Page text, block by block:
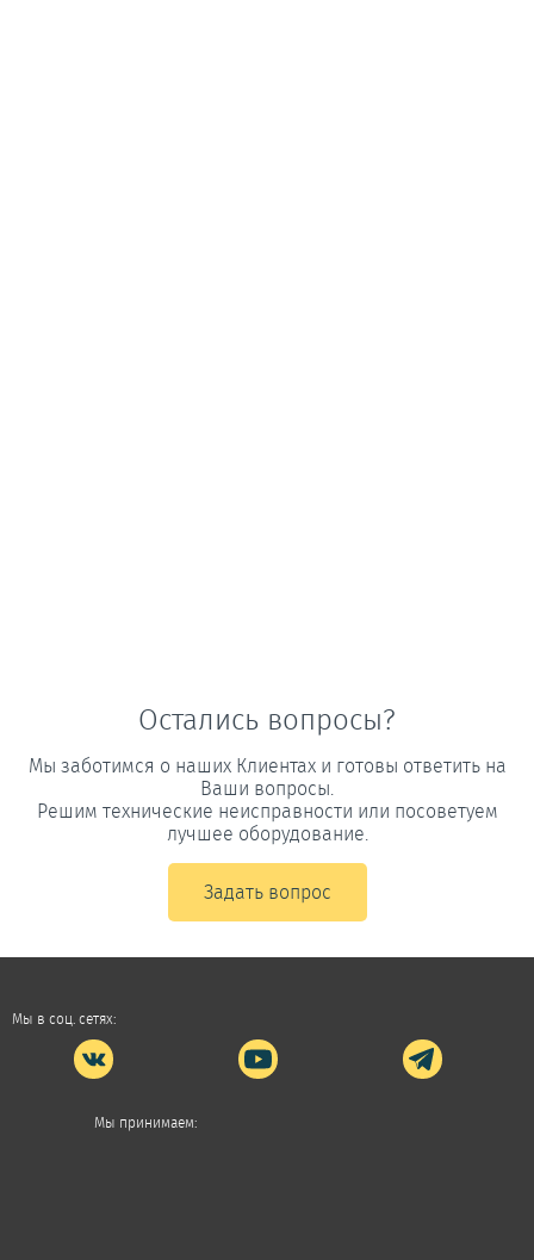
Остались вопросы?
Мы заботимся о наших Клиентах и готовы ответить на
Ваши вопросы.
Решим технические неисправности или посоветуем
лучшее оборудование.
Задать вопрос
Мы в соц. сетях:
Мы принимаем: